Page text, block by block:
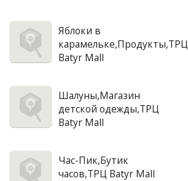
Яблоки в
карамельке,Продукты,ТРЦ
Batyr Mall
Шалуны,Магазин
детской одежды,ТРЦ
Batyr Mall
Час-Пик,Бутик
часов,ТРЦ Batyr Mall